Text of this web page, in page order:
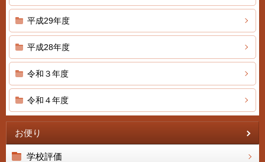
平成29年度
平成28年度
令和３年度
令和４年度
お便り
学校評価